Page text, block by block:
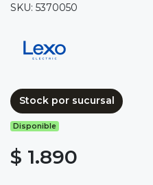
SKU: 5370050
Stock por sucursal
Disponible
$ 1.890